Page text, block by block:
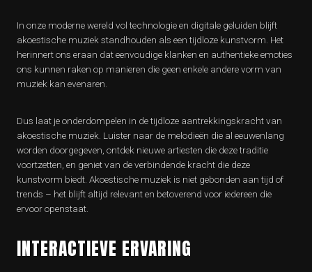
In onze moderne wereld vol technologie en digitale geluiden blijft
akoestische muziek standhouden als een tijdloze kunstvorm. Het
herinnert ons eraan dat eenvoudige klanken en authentieke emoties
ons kunnen raken op manieren die geen enkele andere vorm van
muziek kan evenaren.
Dus laat je onderdompelen in de tijdloze aantrekkingskracht van
akoestische muziek. Luister naar de melodieën die al eeuwenlang
worden doorgegeven, ontdek nieuwe artiesten die deze traditie
voortzetten, en geniet van de verbindende kracht die deze
kunstvorm biedt. Akoestische muziek is niet gebonden aan tijd of
trends – het blijft altijd relevant en betoverend voor iedereen die
ervoor openstaat.
INTERACTIEVE ERVARING